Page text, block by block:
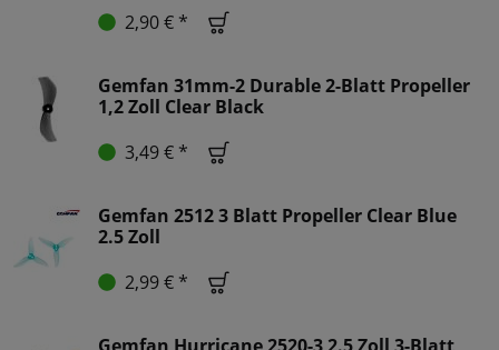
2,90 € *
Gemfan 31mm-2 Durable 2-Blatt Propeller
1,2 Zoll Clear Black
3,49 € *
Gemfan 2512 3 Blatt Propeller Clear Blue
2.5 Zoll
2,99 € *